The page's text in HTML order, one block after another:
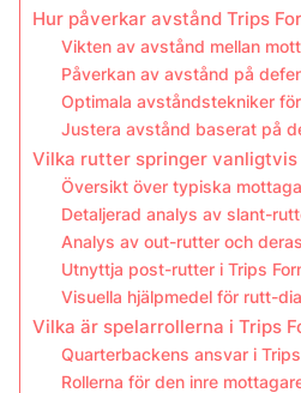
Hur påverkar avstånd Trips
Vikten av avstånd mellan
Påverkan av avstånd på
Optimala avståndstekniker
Justera avstånd baserat på
Vilka rutter springer vanligtvis
Översikt över typiska
Detaljerad analys av slant-
Analys av out-rutter och
Utnyttja post-rutter i Trips
Visuella hjälpmedel för rutt-
Vilka är spelarrollerna i Trips
Quarterbackens ansvar i
Rollerna för den inre